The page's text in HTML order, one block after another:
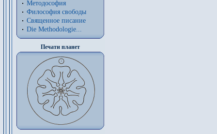
Методософия
Философия cвободы
Священное писание
Die Methodologie...
Печати планет